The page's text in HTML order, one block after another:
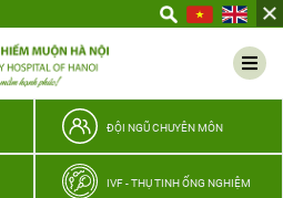
ĐỘI NGŨ CHUYÊN MÔN
IVF - THỤ TINH ỐNG NGHIỆM